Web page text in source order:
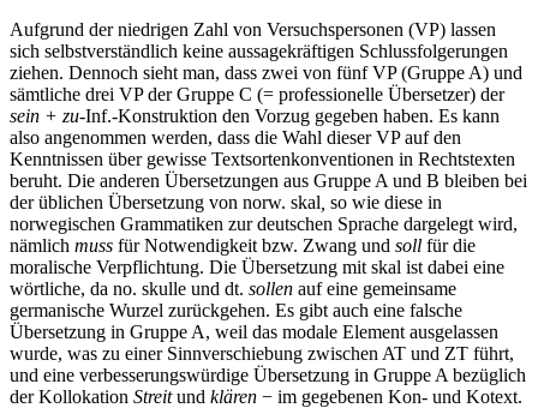
Aufgrund der niedrigen Zahl von Versuchspersonen (VP) lassen
sich selbstverständlich keine aussagekräftigen Schlussfolgerungen
ziehen. Dennoch sieht man, dass zwei von fünf VP (Gruppe A) und
sämtliche drei VP der Gruppe C (= professionelle Übersetzer) der
sein + zu-Inf.-Konstruktion den Vorzug gegeben haben. Es kann
also angenommen werden, dass die Wahl dieser VP auf den
Kenntnissen über gewisse Textsortenkonventionen in Rechtstexten
beruht. Die anderen Übersetzungen aus Gruppe A und B bleiben bei
der üblichen Übersetzung von norw. skal so wie diese in
norwegischen Grammatiken zur deutschen Sprache dargelegt wird,
nämlich muss für Notwendigkeit bzw. Zwang und soll für die
moralische Verpflichtung. Die Übersetzung mit skal ist dabei eine
wörtliche, da no. skulle und dt. sollen auf eine gemeinsame
germanische Wurzel zurückgehen. Es gibt auch eine falsche
Übersetzung in Gruppe A, weil das modale Element ausgelassen
wurde, was zu einer Sinnverschiebung zwischen AT und ZT führt,
und eine verbesserungswürdige Übersetzung in Gruppe A bezüglich
der Kollokation Streitund klären − im gegebenen Kon- und Kotext.